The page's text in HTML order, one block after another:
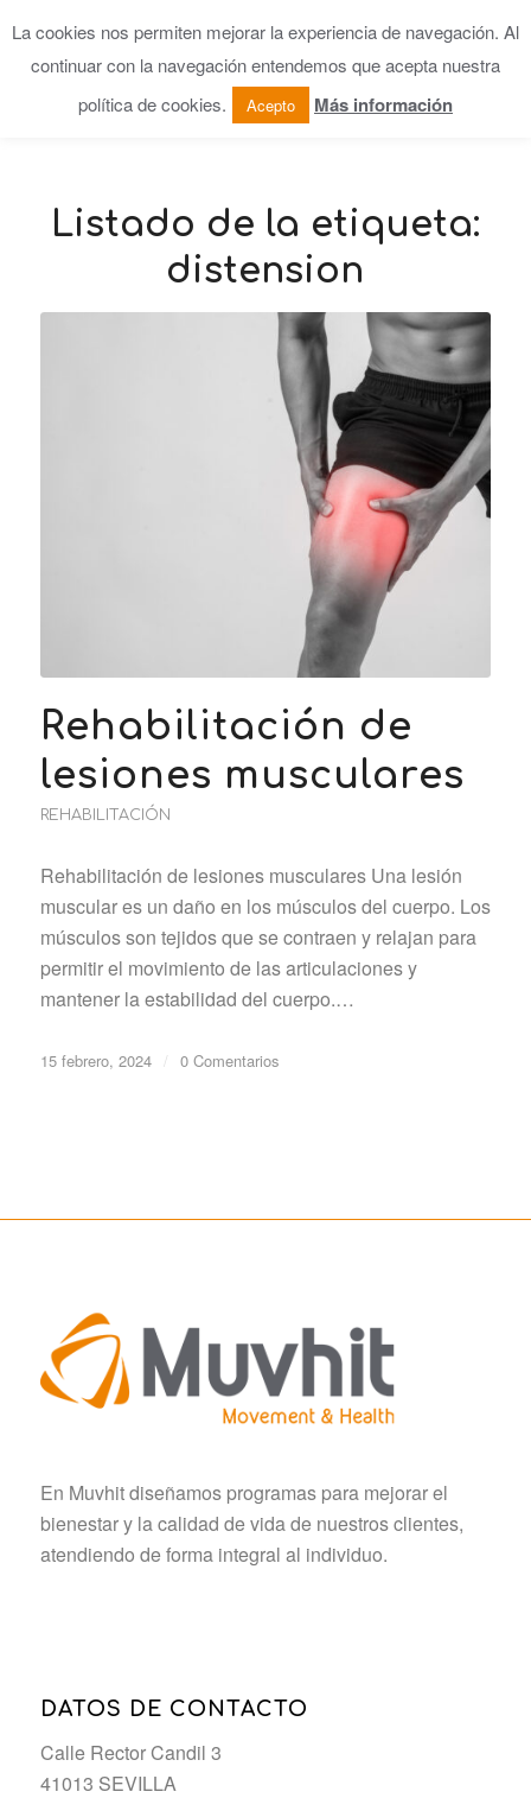
Listado de la etiqueta:
distension
Rehabilitación de
lesiones musculares
REHABILITACIÓN
Rehabilitación de lesiones musculares Una lesión
muscular es un daño en los músculos del cuerpo. Los
músculos son tejidos que se contraen y relajan para
permitir el movimiento de las articulaciones y
mantener la estabilidad del cuerpo.…
15 febrero, 2024 / 0 Comentarios
En Muvhit diseñamos programas para mejorar el
bienestar y la calidad de vida de nuestros clientes,
atendiendo de forma integral al individuo.
DATOS DE CONTACTO
Calle Rector Candil 3
41013 SEVILLA
La cookies nos permiten mejorar la experiencia de navegación. Al
continuar con la navegación entendemos que acepta nuestra
política de cookies.
Acepto Más información